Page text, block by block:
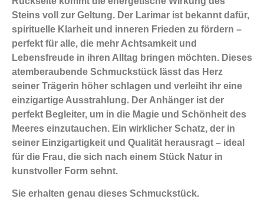
Steins voll zur Geltung. Der Larimar ist bekannt dafür,
spirituelle Klarheit und inneren Frieden zu fördern –
perfekt für alle, die mehr Achtsamkeit und
Lebensfreude in ihren Alltag bringen möchten. Dieses
atemberaubende Schmuckstück lässt das Herz
seiner Trägerin höher schlagen und verleiht ihr eine
einzigartige Ausstrahlung. Der Anhänger ist der
perfekt Begleiter, um in die Magie und Schönheit des
Meeres einzutauchen. Ein wirklicher Schatz, der in
seiner Einzigartigkeit und Qualität herausragt – ideal
für die Frau, die sich nach einem Stück Natur in
kunstvoller Form sehnt.
Sie erhalten genau dieses Schmuckstück.